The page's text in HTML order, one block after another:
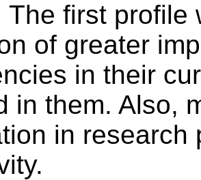
The first
of greater
in their
in them. Also,
in research